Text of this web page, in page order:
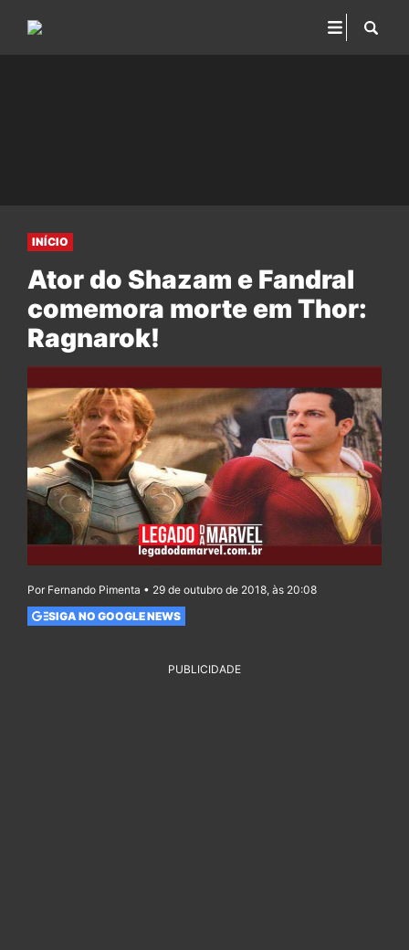
INÍCIO
Ator do Shazam e Fandral
comemora morte em Thor:
Ragnarok!
Por Fernando Pimenta • 29 de outubro de 2018, às 20:08
SIGA NO GOOGLE NEWS
PUBLICIDADE